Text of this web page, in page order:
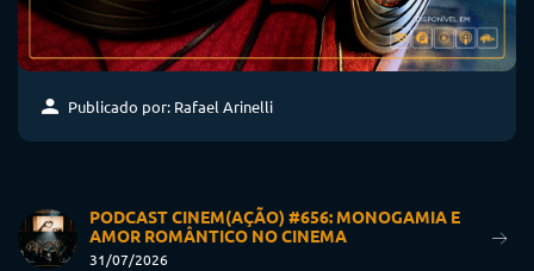
Publicado por: Rafael Arinelli
PODCAST CINEM(AÇÃO) #656: MONOGAMIA E
AMOR ROMÂNTICO NO CINEMA
31/07/2026